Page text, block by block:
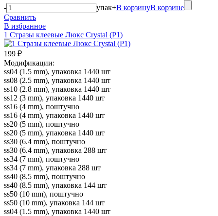
-
упак+В корзинуВ корзине
Сравнить
В избранное
1 Стразы клеевые Люкс Crystal (P1)
199 ₽
Модификации:
ss04 (1.5 mm), упаковка 1440 шт
ss08 (2.5 mm), упаковка 1440 шт
ss10 (2.8 mm), упаковка 1440 шт
ss12 (3 mm), упаковка 1440 шт
ss16 (4 mm), поштучно
ss16 (4 mm), упаковка 1440 шт
ss20 (5 mm), поштучно
ss20 (5 mm), упаковка 1440 шт
ss30 (6.4 mm), поштучно
ss30 (6.4 mm), упаковка 288 шт
ss34 (7 mm), поштучно
ss34 (7 mm), упаковка 288 шт
ss40 (8.5 mm), поштучно
ss40 (8.5 mm), упаковка 144 шт
ss50 (10 mm), поштучно
ss50 (10 mm), упаковка 144 шт
ss04 (1.5 mm), упаковка 1440 шт